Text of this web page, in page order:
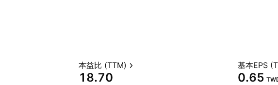
本益比 (TTM)
18.70
基本EPS
0.65